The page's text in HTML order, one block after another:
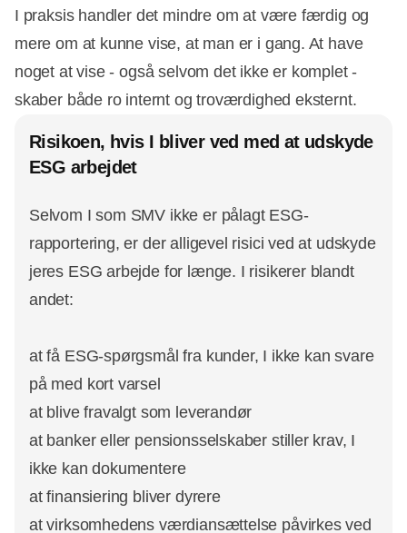
I praksis handler det mindre om at være færdig og
mere om at kunne vise, at man er i gang. At have
noget at vise - også selvom det ikke er komplet -
skaber både ro internt og troværdighed eksternt.
Risikoen, hvis I bliver ved med at udskyde
ESG arbejdet
Selvom I som SMV ikke er pålagt ESG-
rapportering, er der alligevel risici ved at udskyde
jeres ESG arbejde for længe. I risikerer blandt
andet:
at få ESG-spørgsmål fra kunder, I ikke kan svare
på med kort varsel
at blive fravalgt som leverandør
at banker eller pensionsselskaber stiller krav, I
ikke kan dokumentere
at finansiering bliver dyrere
at virksomhedens værdiansættelse påvirkes ved